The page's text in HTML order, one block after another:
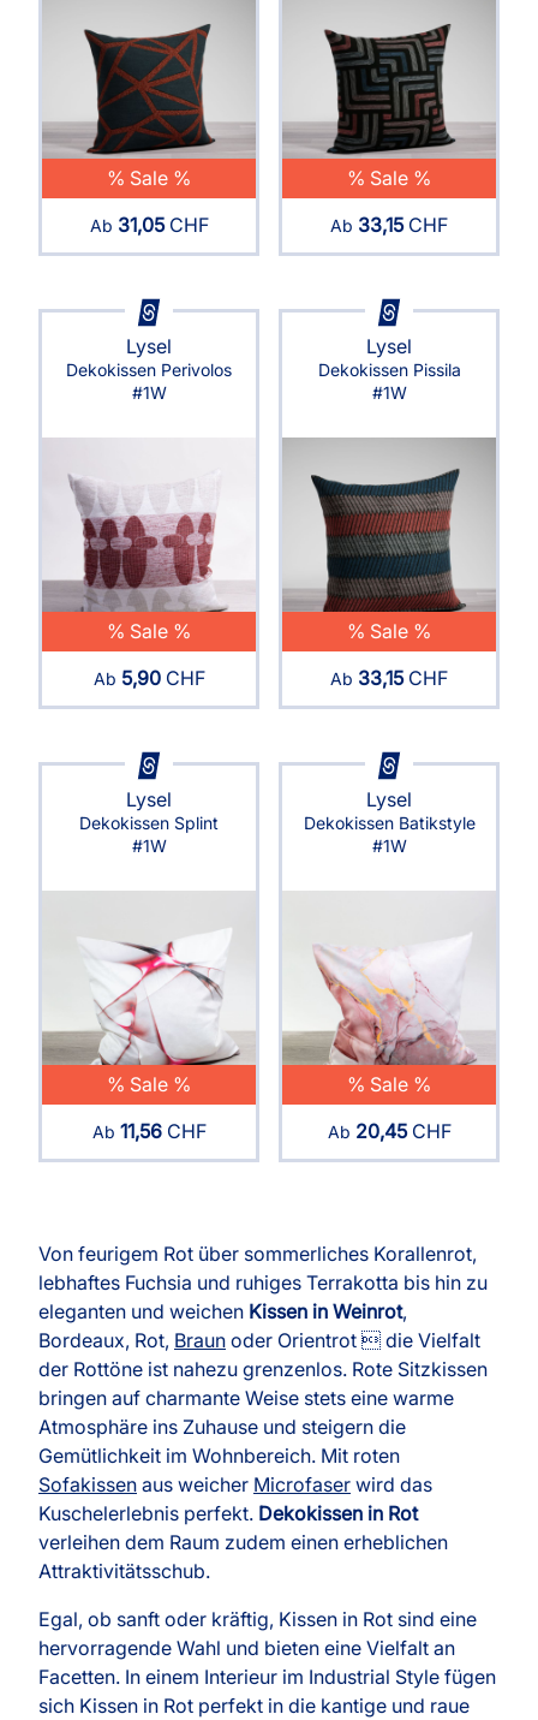
% Sale %
Ab 31,05CHF
% Sale %
Ab 33,15CHF
Lysel
Dekokissen Perivolos
#1W
% Sale %
Ab 5,90CHF
Lysel
Dekokissen Pissila
#1W
% Sale %
Ab 33,15CHF
Lysel
Dekokissen Splint
#1W
% Sale %
Ab 11,56CHF
Lysel
Dekokissen Batikstyle
#1W
% Sale %
Ab 20,45CHF
Von feurigem Rot über sommerliches Korallenrot,
lebhaftes Fuchsia und ruhiges Terrakotta bis hin zu
eleganten und weichen Kissen in Weinrot,
Bordeaux, Rot, Braun oder Orientrot  die Vielfalt
der Rottöne ist nahezu grenzenlos. Rote Sitzkissen
bringen auf charmante Weise stets eine warme
Atmosphäre ins Zuhause und steigern die
Gemütlichkeit im Wohnbereich. Mit roten
Sofakissen aus weicher Microfaser wird das
Kuschelerlebnis perfekt. Dekokissen in Rot
verleihen dem Raum zudem einen erheblichen
Attraktivitätsschub.
Egal, ob sanft oder kräftig, Kissen in Rot sind eine
hervorragende Wahl und bieten eine Vielfalt an
Facetten. In einem Interieur im Industrial Style fügen
sich Kissen in Rot perfekt in die kantige und raue